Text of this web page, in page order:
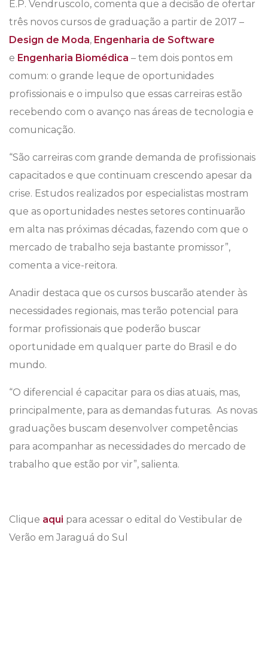
E.P. Vendruscolo, comenta que a decisão de ofertar
três novos cursos de graduação a partir de 2017 –
Design de Moda, Engenharia de Software
e Engenharia Biomédica – tem dois pontos em
comum: o grande leque de oportunidades
profissionais e o impulso que essas carreiras estão
recebendo com o avanço nas áreas de tecnologia e
comunicação.
“São carreiras com grande demanda de profissionais
capacitados e que continuam crescendo apesar da
crise. Estudos realizados por especialistas mostram
que as oportunidades nestes setores continuarão
em alta nas próximas décadas, fazendo com que o
mercado de trabalho seja bastante promissor”,
comenta a vice-reitora.
Anadir destaca que os cursos buscarão atender às
necessidades regionais, mas terão potencial para
formar profissionais que poderão buscar
oportunidade em qualquer parte do Brasil e do
mundo.
“O diferencial é capacitar para os dias atuais, mas,
principalmente, para as demandas futuras. As novas
graduações buscam desenvolver competências
para acompanhar as necessidades do mercado de
trabalho que estão por vir”, salienta.
Clique aqui para acessar o edital do Vestibular de
Verão em Jaraguá do Sul